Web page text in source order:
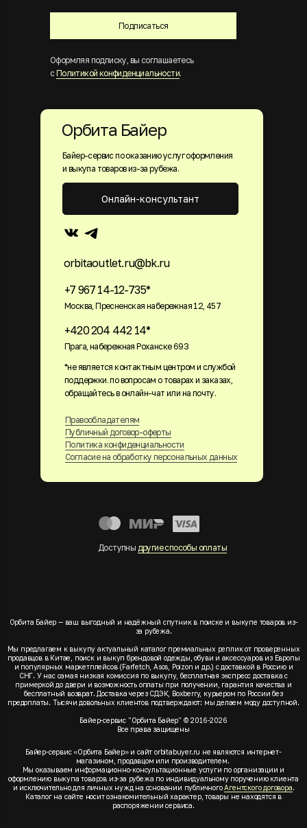
Подписаться
Оформляя подписку, вы соглашаетесь
с Политикой конфиденциальности.
Байер-сервис по оказанию услуг оформления
и выкупа товаров из-за рубежа.
+7 967 14-12-735*
Москва, Пресненская набережная 12, 457
+420 204 442 14*
Прага, набережная Роханске 693
orbitaoutlet.ru@bk.ru
Правообладателям
Публичный договор-оферты
Политика конфиденциальности
Согласие на обработку персональных данных
Онлайн-консультант
Орбита Байер
Доступны другие способы оплаты
*не является контактным центром и службой
поддержки. по вопросам о товарах и заказах,
обращайтесь в онлайн-чат или на почту.
Орбита Байер — ваш выгодный и надёжный спутник в поиске и выкупе товаров из-
за рубежа.
Мы предлагаем к выкупу актуальный каталог премиальных реплик от проверенных
продавцов в Китае, поиск и выкуп брендовой одежды, обуви и аксессуаров из Европы
и популярных маркетплейсов (Farfetch, Asos, Poizon и др.) с доставкой в Россию и
СНГ. У нас самая низкая комиссия по выкупу, бесплатная экспресс доставка с
примеркой до двери и возможность оплаты при получении, гарантия качества и
бесплатный возврат. Доставка через СДЭК, Boxberry, курьером по России без
предоплаты. Тысячи довольных клиентов подтверждают: мы делаем моду доступной.
Байер-сервис "Орбита Байер" © 2016-2026
Все права защищены
Байер-сервис «Орбита Байер» и сайт orbitabuyer.ru не являются интернет-
магазином, продавцом или производителем.
Мы оказываем информационно-консультационные услуги по организации и
оформлению выкупа товаров из-за рубежа по индивидуальному поручению клиента
и исключительно для личных нужд на основании публичногоАгентского договора.
Каталог на сайте носит ознакомительный характер, товары не находятся в
распоряжении сервиса.